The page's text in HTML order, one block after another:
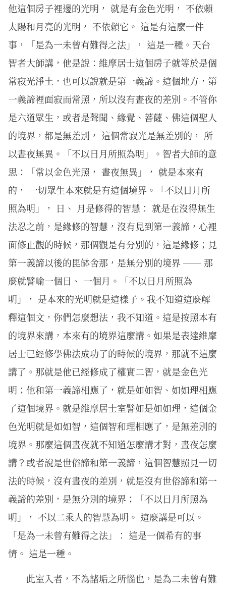
他這個房子裡邊的光明， 就是有金色光明， 不依賴
太陽和月亮的光明， 不依賴它。 這是有這麼一件
事，「是為一未曾有難得之法」， 這是一種。天台
智者大師講，他是說：維摩居士這個房子就等於是個
常寂光淨土，也可以說就是第一義諦。這個地方，第
一義諦裡面寂而常照，所以沒有晝夜的差別。不管你
是六道眾生，或者是聲聞、緣覺、菩薩、佛這個聖人
的境界，都是無差別， 這個常寂光是無差別的， 所
以晝夜無異。「不以日月所照為明」。智者大師的意
思：「常以金色光照， 晝夜無異」， 就是本來有
的， 一切眾生本來就是有這個境界。「不以日月所
照為明」， 日、 月是修得的智慧： 就是在沒得無生
法忍之前，是緣修的智慧，沒有見到第一義諦，心裡
面修止觀的時候，那個觀是有分別的，這是緣修；見
第一義諦以後的毘缽舍那，是無分別的境界 ── 那
麼就譬喻一個日、 一個月。「不以日月所照為
明」， 是本來的光明就是這樣子。我不知道這麼解
釋這個文，你們怎麼想法，我不知道。這是按照本有
的境界來講，本來有的境界這麼講。如果是表達維摩
居士已經修學佛法成功了的時候的境界，那就不這麼
講了。那就是他已經修成了權實二智，就是金色光
明；他和第一義諦相應了，就是如如智、如如理相應
了這個境界。就是維摩居士室譬如是如如理，這個金
色光明就是如如智，這個智和理相應了，是無差別的
境界。那麼這個晝夜就不知道怎麼講才對，晝夜怎麼
講？或者說是世俗諦和第一義諦，這個智慧照見一切
法的時候，沒有晝夜的差別，就是沒有世俗諦和第一
義諦的差別，是無分別的境界；「不以日月所照為
明」， 不以二乘人的智慧為明。 這麼講是可以。
「是為一未曾有難得之法」： 這是一個希有的事
情。 這是一種。
此室入者，不為諸垢之所惱也，是為二未曾有難